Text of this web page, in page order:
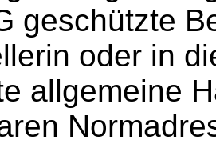
geschützte
oder in
allgemeine